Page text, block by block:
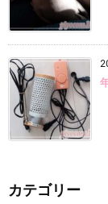
カテゴリー